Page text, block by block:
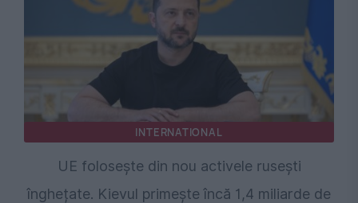
INTERNATIONAL
UE folosește din nou activele rusești
înghețate. Kievul primește încă 1,4 miliarde de